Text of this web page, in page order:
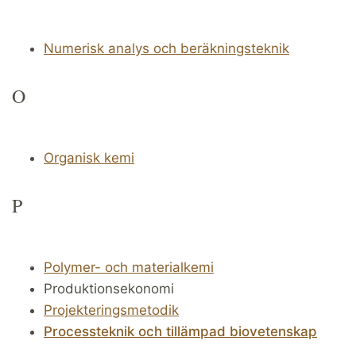
Numerisk analys och beräkningsteknik
O
Organisk kemi
P
Polymer- och materialkemi
Produktionsekonomi
Projekteringsmetodik
Processteknik och tillämpad biovetenskap